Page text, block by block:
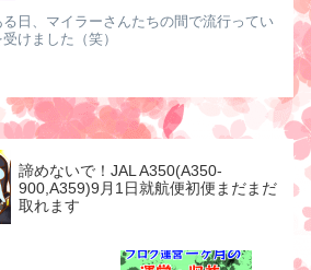
日、マイラーさんたちの間で流行ってい
けました（笑）
諦めないで！JAL A350(A350-
900,A359)9月1日就航便初便まだまだ
取れます